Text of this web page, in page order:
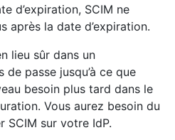
d’expiration, SCIM ne
après la date d’expiration.
lieu sûr dans un
passe jusqu’à ce que
besoin plus tard dans le
Vous aurez besoin du
SCIM sur votre IdP.